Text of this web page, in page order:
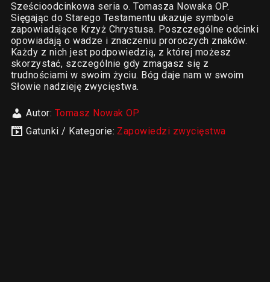
Sześcioodcinkowa seria o. Tomasza Nowaka OP.
Sięgając do Starego Testamentu ukazuje symbole
zapowiadające Krzyż Chrystusa. Poszczególne odcinki
opowiadają o wadze i znaczeniu proroczych znaków.
Każdy z nich jest podpowiedzią, z której możesz
skorzystać, szczególnie gdy zmagasz się z
trudnościami w swoim życiu. Bóg daje nam w swoim
Słowie nadzieję zwycięstwa.
Autor: Tomasz Nowak OP
Gatunki / Kategorie: Zapowiedzi zwycięstwa